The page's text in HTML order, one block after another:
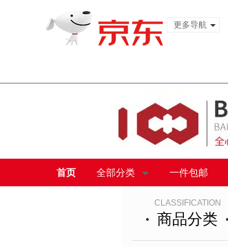
更多导航
首页 全部分类 一件包邮
CLASSIFICATION
商品分类